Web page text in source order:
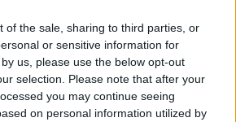
of the sale, sharing to third parties, or
or sensitive information for
us, please use the below opt-out
selection. Please note that after your
you may continue seeing
on personal information utilized by